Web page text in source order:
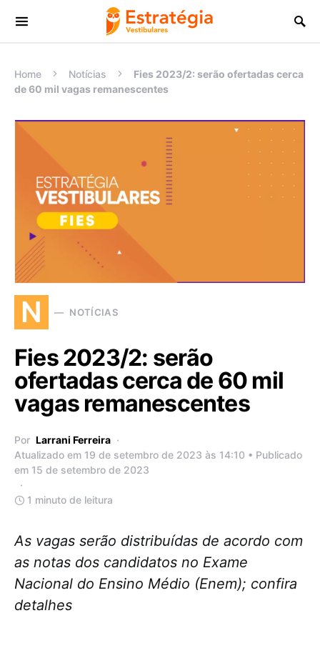
Procurar:
Home Notícias
Fies 2023/2: serão ofertadas cerca
de 60 mil vagas remanescentes
N NOTÍCIAS
Fies 2023/2: serão
ofertadas cerca de 60 mil
vagas remanescentes
Por Larrani Ferreira
Atualizado em 19 de setembro de 2023 às 14:10 • Publicado
em 15 de setembro de 2023
1 minuto de leitura
As vagas serão distribuídas de acordo com
as notas dos candidatos no Exame
Nacional do Ensino Médio (Enem); confira
detalhes